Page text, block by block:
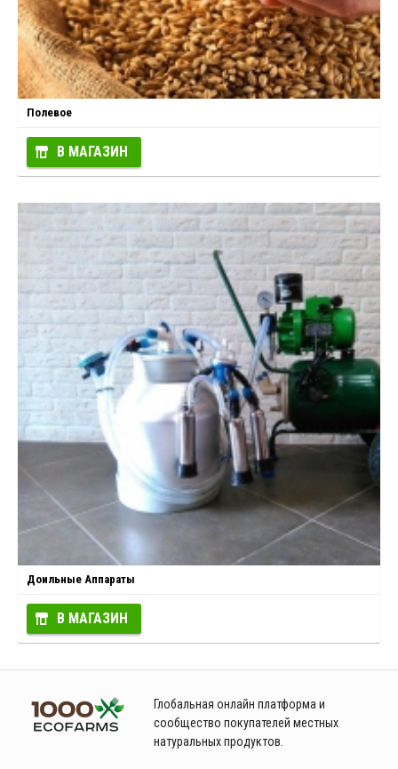
Полевое
В МАГАЗИН
Доильные Аппараты
В МАГАЗИН
Глобальная онлайн платформа и
сообщество покупателей местных
натуральных продуктов.